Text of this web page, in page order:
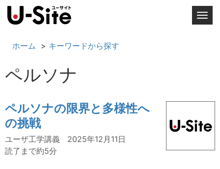
T
a
i
ホーム キーワードから探す
ペルソナ
ペルソナの限界と多様性へ
の挑戦
ユーザ工学講義
2025年12月11日
読了まで約5分